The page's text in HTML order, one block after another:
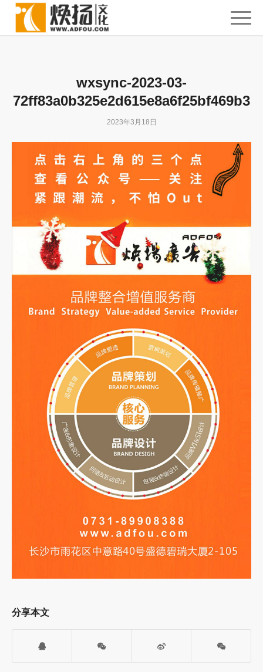
wxsync-2023-03-
72ff83a0b325e2d615e8a6f25bf469b3
2023年3月18日
分享本文